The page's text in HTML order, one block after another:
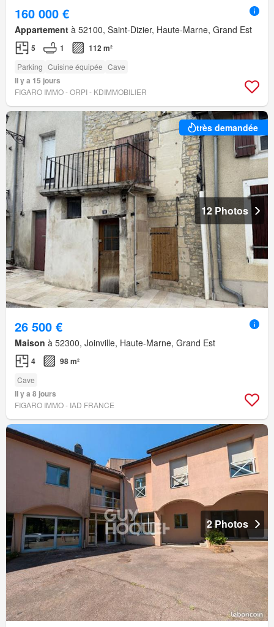
160 000 €
Appartement à 52100, Saint-Dizier, Haute-Marne, Grand Est
5 1 112 m²
Parking Cuisine équipée Cave
Il y a 15 jours
FIGARO IMMO - ORPI - KDIMMOBILIER
très demandée
12 Photos
26 500 €
Maison à 52300, Joinville, Haute-Marne, Grand Est
4 98 m²
Cave
Il y a 8 jours
FIGARO IMMO - IAD FRANCE
2 Photos